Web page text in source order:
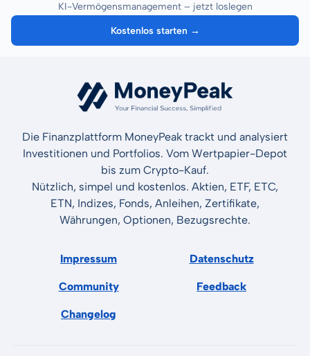
KI-Vermögensmanagement – jetzt loslegen
Kostenlos starten →
Die Finanzplattform MoneyPeak trackt und analysiert
Investitionen und Portfolios. Vom Wertpapier-Depot
bis zum Crypto-Kauf.
Nützlich, simpel und kostenlos. Aktien, ETF, ETC,
ETN, Indizes, Fonds, Anleihen, Zertifikate,
Währungen, Optionen, Bezugsrechte.
Impressum Datenschutz
Community Feedback
Changelog